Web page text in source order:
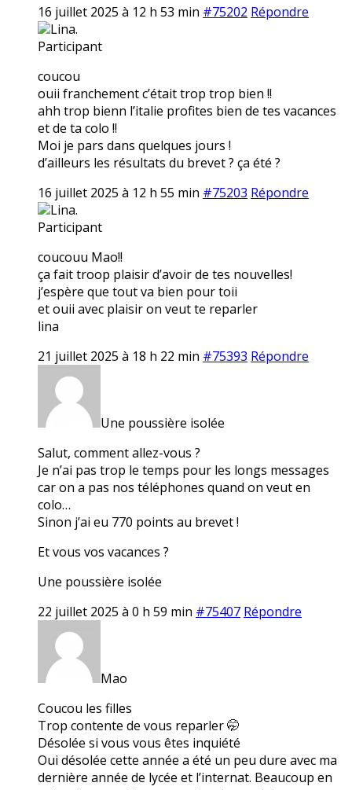
16 juillet 2025 à 12 h 53 min #75202 Répondre
Lina.
Participant
coucou
ouii franchement c’était trop trop bien !!
ahh trop bienn l’italie profites bien de tes vacances
et de ta colo !!
Moi je pars dans quelques jours !
d’ailleurs les résultats du brevet ? ça été ?
16 juillet 2025 à 12 h 55 min #75203 Répondre
Lina.
Participant
coucouu Mao!!
ça fait troop plaisir d’avoir de tes nouvelles!
j’espère que tout va bien pour toii
et ouii avec plaisir on veut te reparler
lina
21 juillet 2025 à 18 h 22 min #75393 Répondre
Une poussière isolée
Salut, comment allez-vous ?
Je n’ai pas trop le temps pour les longs messages
car on a pas nos téléphones quand on veut en
colo…
Sinon j’ai eu 770 points au brevet !
Et vous vos vacances ?
Une poussière isolée
22 juillet 2025 à 0 h 59 min #75407 Répondre
Mao
Coucou les filles
Trop contente de vous reparler 🤭
Désolée si vous vous êtes inquiété
Oui désolée cette année a été un peu dure avec ma
dernière année de lycée et l’internat. Beaucoup en